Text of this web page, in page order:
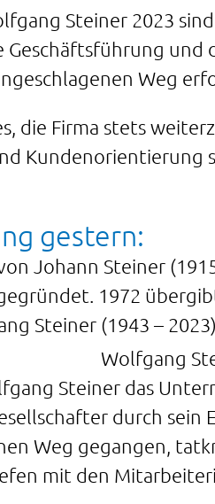
Steiner 2023
Geschäftsführung
Weg
die Firma stets
Kundenorientierung
gestern:
Johann Steiner
1972
Steiner (1943 – 2023).
Steiner das
durch
Weg gegangen,
mit den